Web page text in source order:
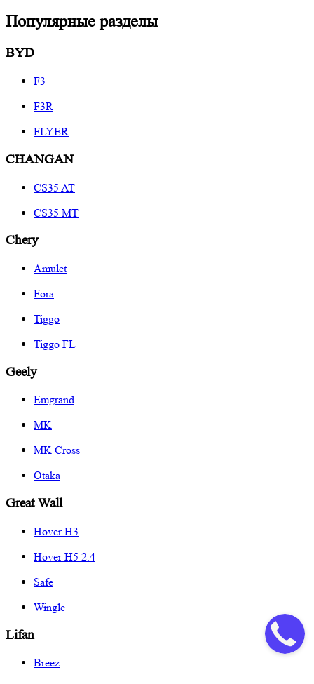
Популярные разделы
BYD
F3
F3R
FLYER
CHANGAN
CS35 AT
CS35 MT
Chery
Amulet
Fora
Tiggo
Tiggo FL
Geely
Emgrand
MK
MK Cross
Otaka
Great Wall
Hover H3
Hover H5 2.4
Safe
Wingle
Lifan
Breez